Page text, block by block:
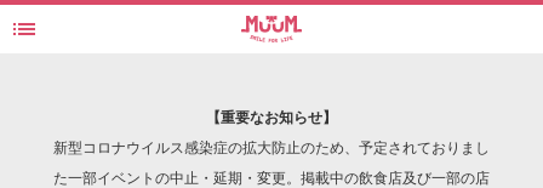
日本の楽しいを探す・見つけるWebマガジン - MuuM(ムーム)

【重要なお知らせ】
新型コロナウイルス感染症の拡大防止のため、予定されておりまし
た一部イベントの中止・延期・変更。掲載中の飲食店及び一部の店